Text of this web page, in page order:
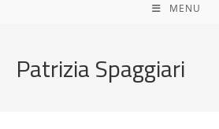
MENU
Patrizia Spaggiari